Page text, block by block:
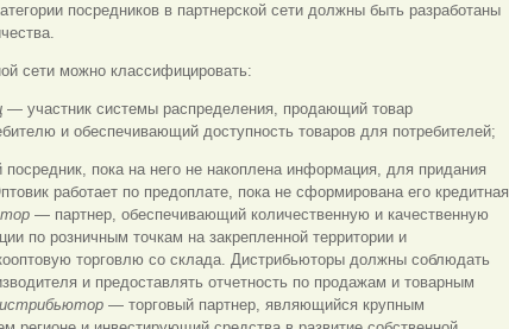
посредников в партнерской сети должны быть разработаны
сети можно классифицировать:
— участник системы распределения, продающий товар
и обеспечивающий доступность товаров для потребителей;
пока на него не накоплена информация, для придания
работает по предоплате, пока не сформирована его кредитная
— партнер, обеспечивающий количественную и качественную
по розничным точкам на закрепленной территории и
торговлю со склада. Дистрибьюторы должны соблюдать
и предоставлять отчетность по продажам и товарным
— торговый партнер, являющийся крупным